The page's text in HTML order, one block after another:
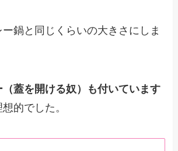
鍋と同じくらいの大きさにしま
（蓋を開ける奴）も付いています
的でした。